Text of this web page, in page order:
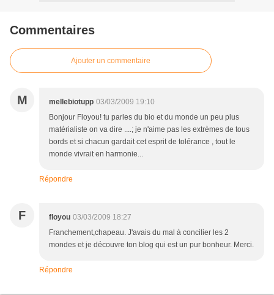
Commentaires
Ajouter un commentaire
M mellebiotupp 03/03/2009 19:10
Bonjour Floyou! tu parles du bio et du monde un peu plus
matérialiste on va dire ....; je n'aime pas les extrèmes de tous
bords et si chacun gardait cet esprit de tolérance , tout le
monde vivrait en harmonie...
Répondre
F floyou 03/03/2009 18:27
Franchement,chapeau. J'avais du mal à concilier les 2
mondes et je découvre ton blog qui est un pur bonheur. Merci.
Répondre